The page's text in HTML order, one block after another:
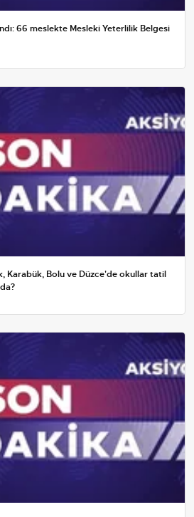
66 meslekte Mesleki Yeterlilik Belgesi
Karabük, Bolu ve Düzce'de okullar tatil